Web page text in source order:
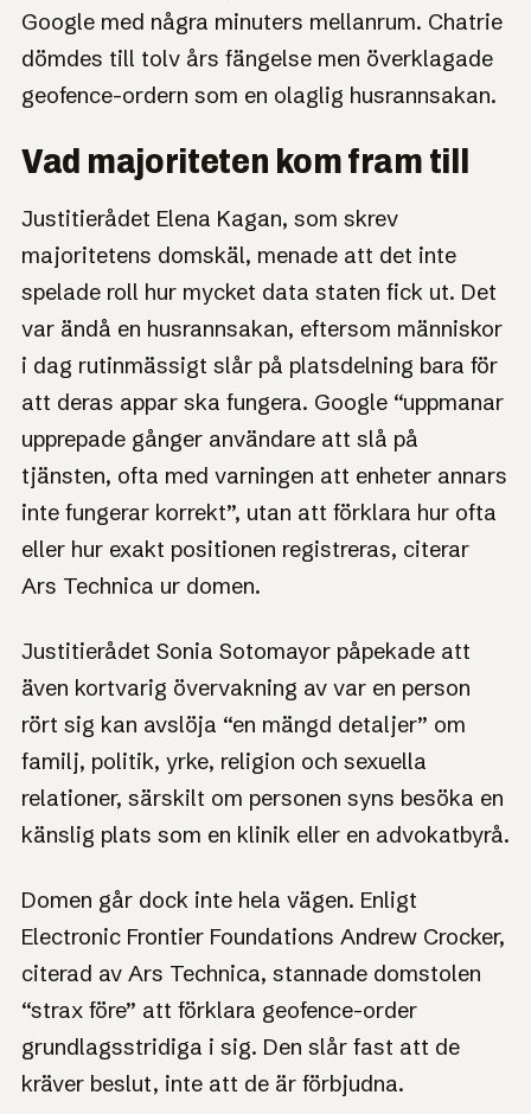
Google med några minuters mellanrum. Chatrie
dömdes till tolv års fängelse men överklagade
geofence-ordern som en olaglig husrannsakan.
Vad majoriteten kom fram till
Justitierådet Elena Kagan, som skrev
majoritetens domskäl, menade att det inte
spelade roll hur mycket data staten fick ut. Det
var ändå en husrannsakan, eftersom människor
i dag rutinmässigt slår på platsdelning bara för
att deras appar ska fungera. Google “uppmanar
upprepade gånger användare att slå på
tjänsten, ofta med varningen att enheter annars
inte fungerar korrekt”, utan att förklara hur ofta
eller hur exakt positionen registreras, citerar
Ars Technica ur domen.
Justitierådet Sonia Sotomayor påpekade att
även kortvarig övervakning av var en person
rört sig kan avslöja “en mängd detaljer” om
familj, politik, yrke, religion och sexuella
relationer, särskilt om personen syns besöka en
känslig plats som en klinik eller en advokatbyrå.
Domen går dock inte hela vägen. Enligt
Electronic Frontier Foundations Andrew Crocker,
citerad av Ars Technica, stannade domstolen
“strax före” att förklara geofence-order
grundlagsstridiga i sig. Den slår fast att de
kräver beslut, inte att de är förbjudna.